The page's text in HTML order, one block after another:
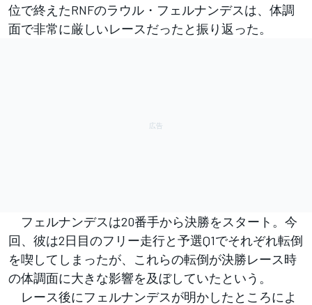
位で終えたRNFのラウル・フェルナンデスは、体調
面で非常に厳しいレースだったと振り返った。
フェルナンデスは20番手から決勝をスタート。今
回、彼は2日目のフリー走行と予選Q1でそれぞれ転倒
を喫してしまったが、これらの転倒が決勝レース時
の体調面に大きな影響を及ぼしていたという。
レース後にフェルナンデスが明かしたところによ